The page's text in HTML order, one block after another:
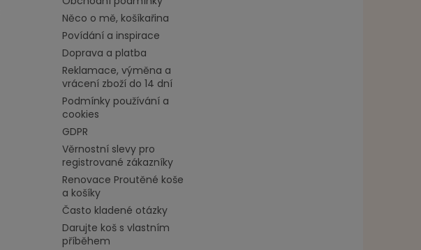
Něco o mě, košíkařina
Povídání a inspirace
Doprava a platba
Reklamace, výměna a
vrácení zboží do 14 dní
Podmínky používání a
cookies
GDPR
Věrnostní slevy pro
registrované zákazníky
Renovace Proutěné koše
a košíky
Často kladené otázky
Darujte koš s vlastním
příběhem